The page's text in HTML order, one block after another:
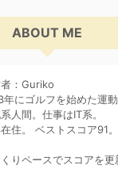
ABOUT ME
：Guriko
年にゴルフを始めた運
人間。仕事はIT系。
住。 ベストスコア91
りペースでスコアを